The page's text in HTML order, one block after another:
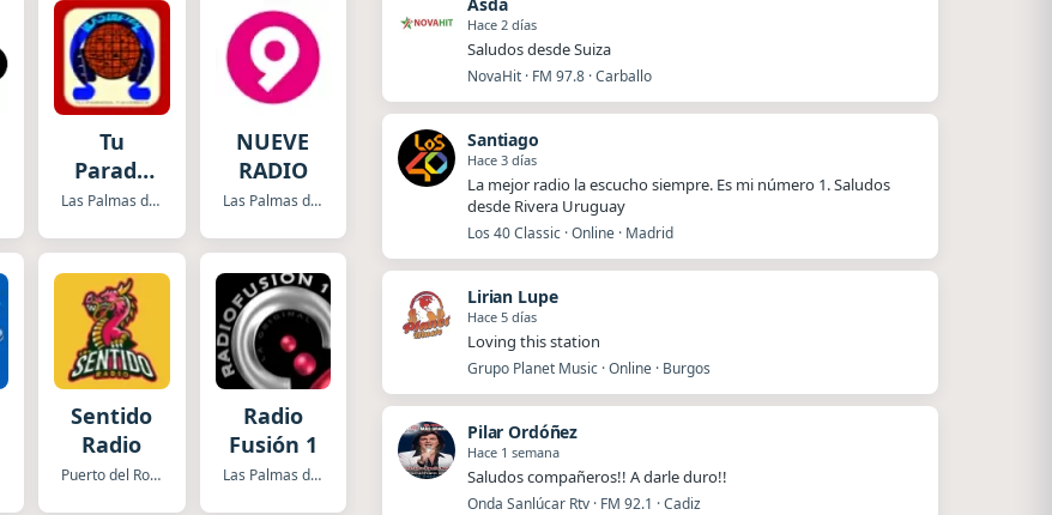
Tu
Parada
FavoritaLas Palmas de Gran Canaria
NUEVE
RADIO
Las Palmas de Gran Canaria
Sentido
Radio
Puerto del Rosario
Radio
Fusión 1
Las Palmas de Gran Canaria
Hace 2 días
Saludos desde Suiza
NovaHit · FM 97.8 · Carballo
Santiago
Hace 3 días
La mejor radio la escucho siempre. Es mi número 1. Saludos
desde Rivera Uruguay
Los 40 Classic · Online · Madrid
Lirian Lupe
Hace 5 días
Loving this station
Grupo Planet Music · Online · Burgos
Pilar Ordóñez
Hace 1 semana
Saludos compañeros!! A darle duro!!
Onda Sanlúcar Rtv · FM 92.1 · Cadiz